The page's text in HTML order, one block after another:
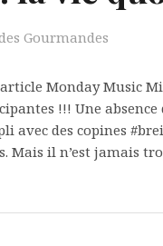
Gourmandes
Monday Music
!!! Une
avec des copines
Mais il n’est jamais